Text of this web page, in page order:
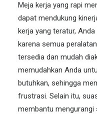
Meja kerja yang rapi
dapat mendukung
kerja yang teratur,
karena semua
tersedia dan mudah
memudahkan Anda
butuhkan, sehingga
frustrasi. Selain itu,
membantu mengurangi